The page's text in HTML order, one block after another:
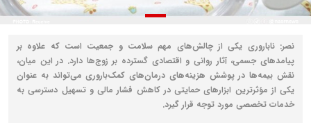
نصر: ناباروری یکی از چالش‌های مهم سلامت و جمعیت است که علاوه بر
پیامدهای جسمی، آثار روانی و اقتصادی گسترده‌ بر زوج‌ها دارد. در این میان،
نقش بیمه‌ها در پوشش هزینه‌های درمان‌های کمک‌باروری می‌تواند به عنوان
یکی از مؤثرترین ابزارهای حمایتی در کاهش فشار مالی و تسهیل دسترسی به
خدمات تخصصی مورد توجه قرار گیرد.